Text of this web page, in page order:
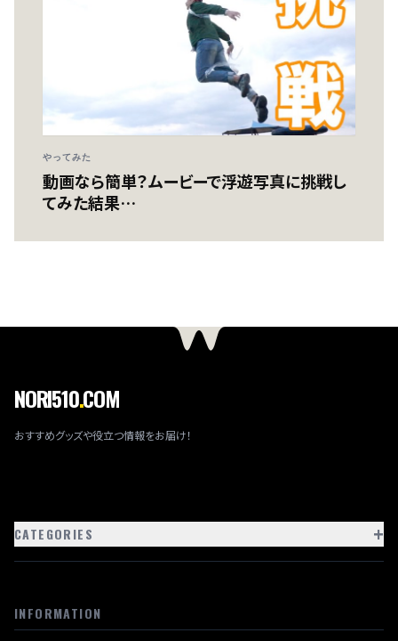
やってみた
動画なら簡単？ムービーで浮遊写真に挑戦し
てみた結果…
NORI510.COM
おすすめグッズや役立つ情報をお届け！
CATEGORIES +
INFORMATION